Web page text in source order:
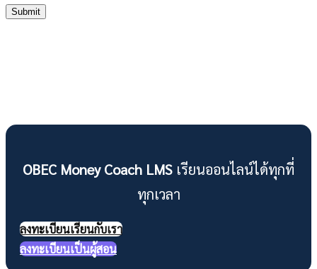
OBEC Money Coach LMS เรียนออนไลน์ได้ทุกที่
ทุกเวลา
ลงทะเบียนเรียนกับเรา
ลงทะเบียนเป็นผู้สอน